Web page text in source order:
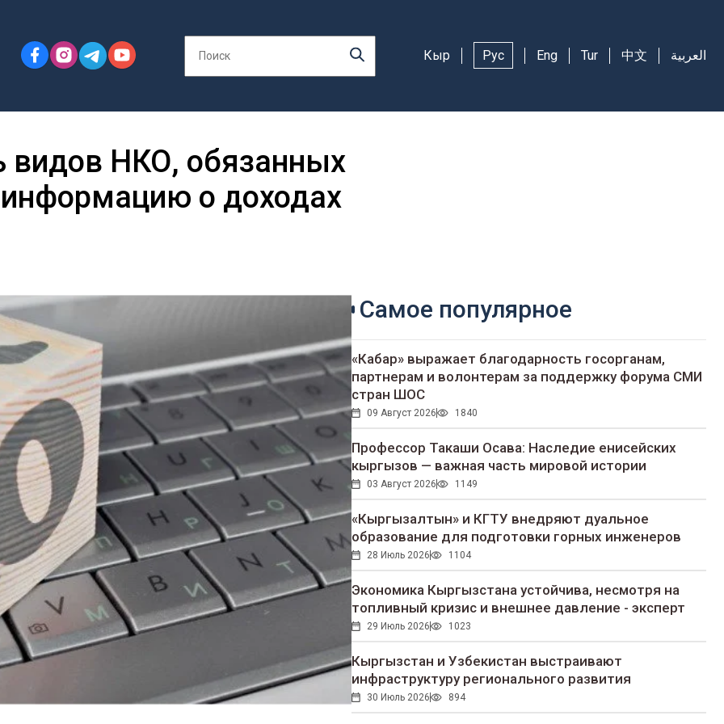
Кыр Рус Eng Tur 中文 العربية
видов НКО, обязанных
о доходах
Самое популярное
«Кабар» выражает благодарность госорганам,
партнерам и волонтерам за поддержку форума СМИ
стран ШОС
09 Август 2026 1840
Профессор Такаши Осава: Наследие енисейских
кыргызов — важная часть мировой истории
03 Август 2026 1149
«Кыргызалтын» и КГТУ внедряют дуальное
образование для подготовки горных инженеров
28 Июль 2026 1104
Экономика Кыргызстана устойчива, несмотря на
топливный кризис и внешнее давление - эксперт
29 Июль 2026 1023
Кыргызстан и Узбекистан выстраивают
инфраструктуру регионального развития
30 Июль 2026 894